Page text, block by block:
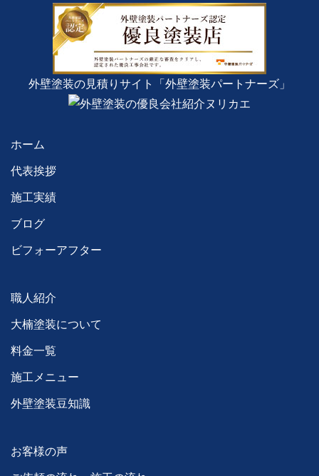
外壁塗装の見積りサイト「外壁塗装パートナーズ」
ホーム
代表挨拶
施工実績
ブログ
ビフォーアフター
職人紹介
大楠塗装について
料金一覧
施工メニュー
外壁塗装豆知識
お客様の声